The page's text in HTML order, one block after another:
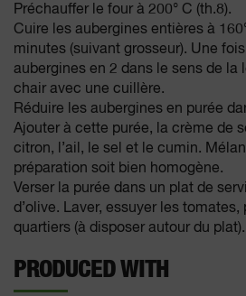
Préchauffer le four à 200° C (th.8).
Cuire les aubergines entières à
minutes (suivant grosseur). Une
aubergines en 2 dans le sens de la
chair avec une cuillère.
Réduire les aubergines en purée
Ajouter à cette purée, la crème de
citron, l’ail, le sel et le cumin.
préparation soit bien homogène.
Verser la purée dans un plat de
d’olive. Laver, essuyer les
quartiers (à disposer autour du
PRODUCED WITH